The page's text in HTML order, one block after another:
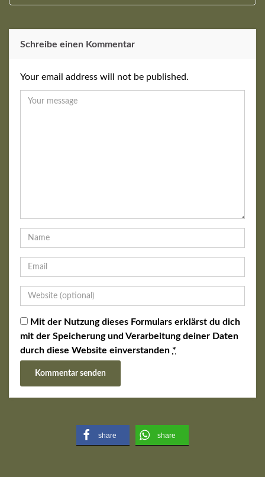
Schreibe einen Kommentar
Your email address will not be published.
Mit der Nutzung dieses Formulars erklärst du dich
mit der Speicherung und Verarbeitung deiner Daten
durch diese Website einverstanden *
share share